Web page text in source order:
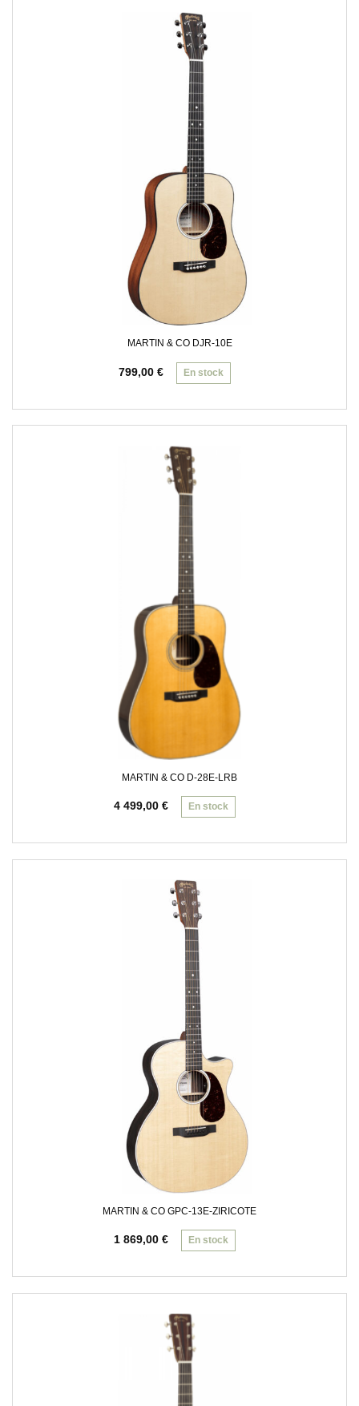
MARTIN & CO DJR-10E
799,00 € En stock
MARTIN & CO D-28E-LRB
4 499,00 € En stock
MARTIN & CO GPC-13E-ZIRICOTE
1 869,00 € En stock